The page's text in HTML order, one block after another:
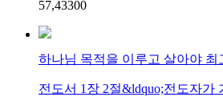
57,43300
하나님 목적을 이루고 살아야 최
전도서 1장 2절&ldquo;전도자가